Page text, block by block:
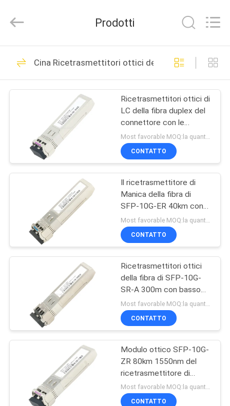
CASA.
PRODOTTI
DI
VISITA
DELLA
FABBRICA
CONTROLLO
DELLA
QUALITÀ
CONTATTACI
NOTIZIE
Technology
Rights
micro cavo
coassiale
303
Cavo dell'EDP di
LVDS
77
Assemblaggio cavi
di LVDS
157
7
Prodotti
Cina Ricetrasmettitori ottici della fibra
Ricetrasmettitori ottici di
LC della fibra duplex del
connettore con le
distanze 300m - 200kmMost favorable MOQ:la quantità può essere negoziabile
CONTATTO
Il ricetrasmettitore di
Manica della fibra di
SFP-10G-ER 40km con
DDM ha permesso a per
Ethernet
CONTATTO
Ricetrasmettitori ottici
della fibra di SFP-10G-
SR-A 300m con basso
consumo energetico
CONTATTO
Modulo ottico SFP-10G-
ZR 80km 1550nm del
ricetrasmettitore di
CWDM DWDM
Most favorable MOQ:la quantità può essere negoziabile ((Solo azienda, invece di uso personale)
CONTATTO